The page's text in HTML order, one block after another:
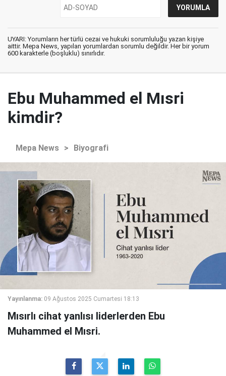
UYARI: Yorumların her türlü cezai ve hukuki sorumluluğu yazan kişiye
aittir. Mepa News, yapılan yorumlardan sorumlu değildir. Her bir yorum
600 karakterle (boşluklu) sınırlıdır.
Ebu Muhammed el Mısri
kimdir?
Mepa News > Biyografi
Yayınlanma: 09 Ağustos 2025 Cumartesi 18:13
Mısırlı cihat yanlısı liderlerden Ebu
Muhammed el Mısri.